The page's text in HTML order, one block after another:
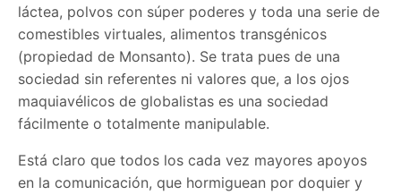
láctea, polvos con súper poderes y toda una serie de
comestibles virtuales, alimentos transgénicos
(propiedad de Monsanto). Se trata pues de una
sociedad sin referentes ni valores que, a los ojos
maquiavélicos de globalistas es una sociedad
fácilmente o totalmente manipulable.
Está claro que todos los cada vez mayores apoyos
en la comunicación, que hormiguean por doquier y